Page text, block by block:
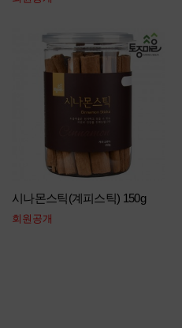
시나몬스틱(계피스틱) 150g
회원공개